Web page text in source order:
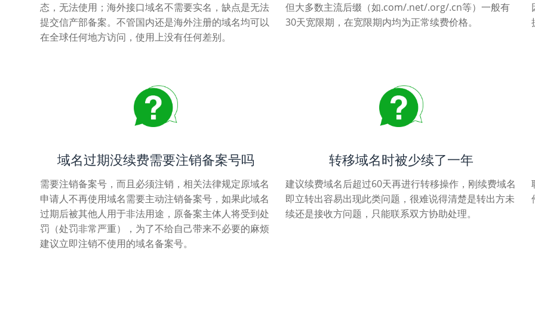
态，无法使用；海外接口域名不需要实名，缺点是无法
提交信产部备案。不管国内还是海外注册的域名均可以
在全球任何地方访问，使用上没有任何差别。
但大多数主流后缀（如.com/.net/.org/.cn等）一般有
30天宽限期，在宽限期内均为正常续费价格。
域名过期没续费需要注销备案号吗
需要注销备案号，而且必须注销，相关法律规定原域名
申请人不再使用域名需要主动注销备案号，如果此域名
过期后被其他人用于非法用途，原备案主体人将受到处
罚（处罚非常严重），为了不给自己带来不必要的麻烦
建议立即注销不使用的域名备案号。
转移域名时被少续了一年
建议续费域名后超过60天再进行转移操作，刚续费域名
即立转出容易出现此类问题，很难说得清楚是转出方未
续还是接收方问题，只能联系双方协助处理。